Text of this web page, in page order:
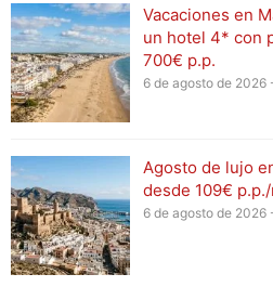
Vacaciones en
un hotel 4* con
700€ p.p.
6 de agosto de 2026
Agosto de lujo
desde 109€
6 de agosto de 2026